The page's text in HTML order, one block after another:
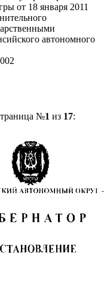
от 18 января 2011
автономного
№1 из 17: